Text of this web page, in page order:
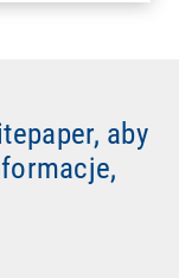
aby